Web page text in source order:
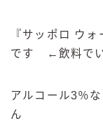
『サッポロ ウ
です ←飲料でい
アルコール3％
ん